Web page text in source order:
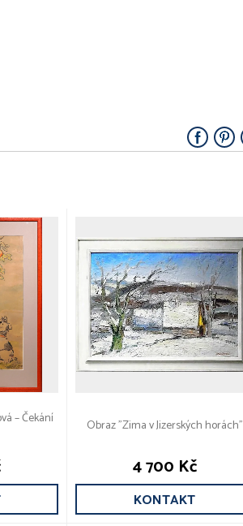
– Čekání Obraz "Zima v Jizerských horách"
4 700 Kč
KONTAKT